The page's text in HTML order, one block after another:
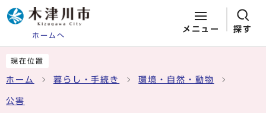
ホームへ
メニュー 探す
現在位置
ホーム 暮らし・手続き 環境・自然・動物
公害